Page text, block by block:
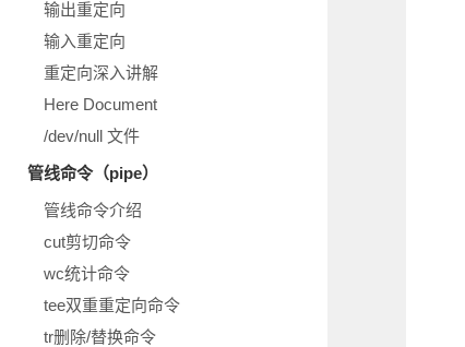
输出重定向
输入重定向
重定向深入讲解
Here Document
/dev/null 文件
管线命令（pipe）
管线命令介绍
cut剪切命令
wc统计命令
tee双重重定向命令
tr删除/替换命令